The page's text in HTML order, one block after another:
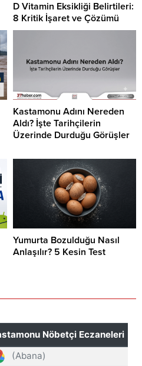
D Vitamin Eksikliği Belirtileri:
8 Kritik İşaret ve Çözümü
Kastamonu Adını Nereden
Aldı? İşte Tarihçilerin
Üzerinde Durduğu Görüşler
Yumurta Bozulduğu Nasıl
Anlaşılır? 5 Kesin Test